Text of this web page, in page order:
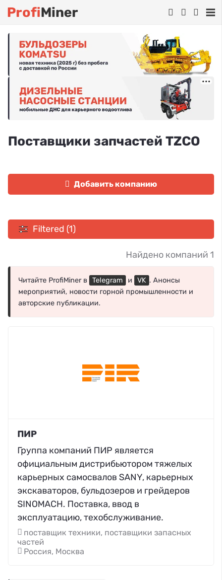
ProfiMiner
Поставщики запчастей TZCO
Добавить компанию
Filtered (1)
Найдено компаний 1
Читайте ProfiMiner в Telegram и VK . Анонсы
мероприятий, новости горной промышленности и
авторские публикации.
ПИР
Группа компаний ПИР является
официальным дистрибьютором тяжелых
карьерных самосвалов SANY, карьерных
экскаваторов, бульдозеров и грейдеров
SINOMACH. Поставка, ввод в
эксплуатацию, техобслуживание.
поставщик техники, поставщики запасных
частей
Россия, Москва